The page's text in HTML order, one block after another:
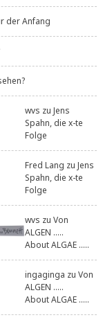
der Anfang
wvs zuJens
Spahn, die x-te
Folge
Fred Lang zuJens
Spahn, die x-te
Folge
wvs zuVon
ALGEN .....
About ALGAE .....
ingaginga zuVon
ALGEN .....
About ALGAE .....